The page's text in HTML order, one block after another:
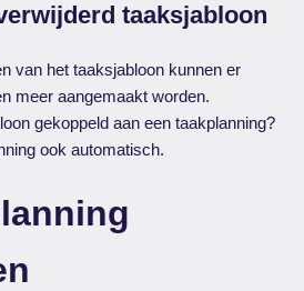
taaksjabloon
van het taaksjabloon kunnen er
meer aangemaakt worden.
gekoppeld aan een taakplanning?
ook automatisch.